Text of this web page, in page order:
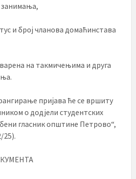
и број чланова домаћинстава
на такмичењима и друга
пријава ће се вршиту
о додјели студентских
гласник општине Петрово“,
25).